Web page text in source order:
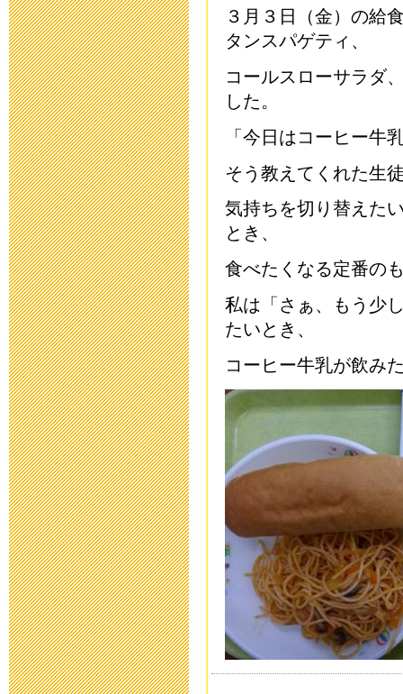
2015年9月 9日
平成28年度
2015年9月 1日
三重大学附属
次案内)
2015年8月26日
平成27年度学
2015年6月 5日
平成２７年度
2015年5月11日
災害用伝言ダ
ついて
2015年4月27日
入学説明会を
2015年2月20日
10月30日(木)
３月３日（金）の給
タンスパゲティ、
コールスローサラダ
した。
「今日はコーヒー牛
そう教えてくれた生
気持ちを切り替えた
とき、
食べたくなる定番の
私は「さぁ、もう少
たいとき、
コーヒー牛乳が飲み